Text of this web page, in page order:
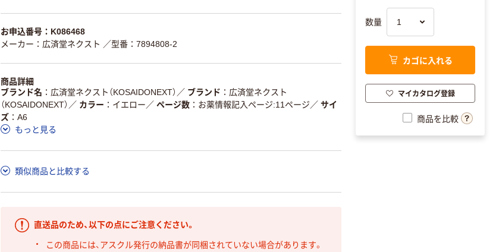
お申込番号：K086468
メーカー：広済堂ネクスト ／型番：7894808-2
商品詳細
ブランド名
広済堂ネクスト（KOSAIDONEXT） ／ ブランド
広済堂ネクスト
（KOSAIDONEXT） ／ カラー イエロー ／ ページ数 お薬情報記入ページ:11ページ ／ サイ
ズ
A6
もっと見る
類似商品と比較する
直送品のため、以下の点にご注意ください。
この商品には、アスクル発行の納品書が同梱されていない場合があります。
数量
カゴに入れる
マイカタログ登録
商品を比較